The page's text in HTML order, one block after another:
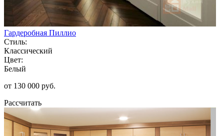
Гардеробная Пиллио
Стиль:
Классический
Цвет:
Белый
от 130 000 руб.
Рассчитать